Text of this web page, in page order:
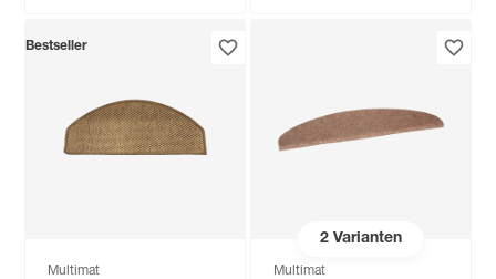
Bestseller
Multimat
2Varianten
Multimat